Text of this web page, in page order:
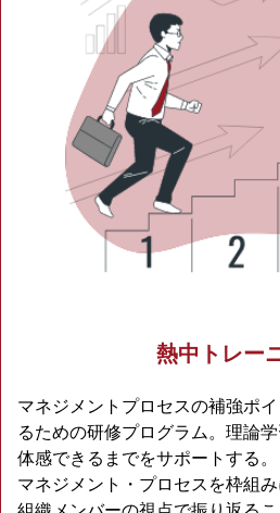
熱中トレー
マネジメントプロセスの補強ポ
るための研修プログラム。理論
体感できるまでをサポートする。
マネジメント・プロセスを枠組